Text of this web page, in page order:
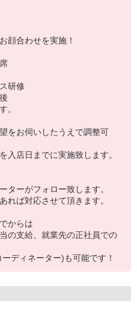
顔合わせを実施！
研修
。
をお伺いしたうえで調整可
入店日までに実施致します。
ターがフォロー致します。
れば対応させて頂きます。
からは
の支給、就業先の正社員での
ディネーター)も可能です！